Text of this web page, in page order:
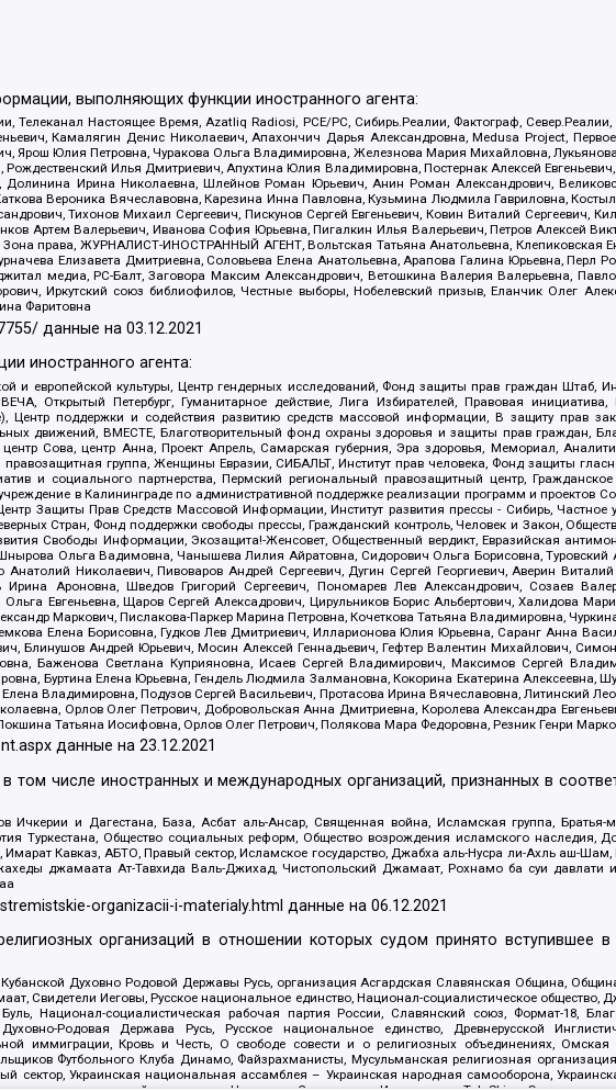
выполняющих функции иностранного агента:
Телеканал Настоящее Время, Azatliq Radiosi, PCE/PC, Сибирь.Реалии, Фактограф,
Камалягин Денис Николаевич, Апахончич Дарья Александровна, Medusa Project,
Ярош Юлия Петровна, Чуракова Ольга Владимировна, Железнова Мария Михайловна,
Илья Дмитриевич, Апухтина Юлия Владимировна, Постернак Алексей
Долинина Ирина Николаевна, Шлейнов Роман Юрьевич, Анин Роман Александрович,
Вероника Вячеславовна, Карезина Инна Павловна, Кузьмина Людмила Гавриловна,
Тихонов Михаил Сергеевич, Пискунов Сергей Евгеньевич, Ковин Виталий Сергеевич,
Артем Валерьевич, Иванова София Юрьевна, Пигалкин Илья Валерьевич, Петров Алексей
Зона права, ЖУРНАЛИСТ-ИНОСТРАННЫЙ АГЕНТ, Вольтская Татьяна Анатольевна, Клепиковская
Елизавета Дмитриевна, Соловьева Елена Анатольевна, Арапова Галина Юрьевна,
медиа, РС-Балт, Заговора Максим Александрович, Ветошкина Валерия Валерьевна,
Иркутский союз библиофилов, Честные выборы, Нобелевский призыв, Еланчик Олег
Фаритовна
данные на03.12.2021
иностранного агента:
и европейской культуры, Центр гендерных исследований, Фонд защиты прав граждан Штаб,
Петербург, Гуманитарное действие, Лига Избирателей, Правовая инициатива,
Центр поддержки и содействия развитию средств массовой информации, В защиту прав
движений, ВМЕСТЕ, Благотворительный фонд охраны здоровья и защиты прав
центр Сова, центр Анна, Проект Апрель, Самарская губерния, Эра здоровья, Мемориал,
группа, Женщины Евразии, СИБАЛЬТ, Институт прав человека, Фонд защиты
и социального партнерства, Пермский региональный правозащитный центр,
в Калининграде по административной поддержке реализации программ и проектов
Защиты Прав Средств Массовой Информации, Институт развития прессы - Сибирь,
Стран, Фонд поддержки свободы прессы, Гражданский контроль, Человек и Закон,
Свободы Информации, Экозащита!-Женсовет, Общественный вердикт, Евразийская
Ольга Вадимовна, Чанышева Лилия Айратовна, Сидорович Ольга Борисовна, Туровский
Николаевич, Пивоваров Андрей Сергеевич, Дугин Сергей Георгиевич, Аверин
Ароновна, Шведов Григорий Сергеевич, Пономарев Лев Александрович, Созаев
Евгеньевна, Щаров Сергей Алексадрович, Цирульников Борис Альбертович, Халидова
Маркович, Пислакова-Паркер Марина Петровна, Кочеткова Татьяна Владимировна,
Елена Борисовна, Гудков Лев Дмитриевич, Илларионова Юлия Юрьевна, Саранг Анна
Блинушов Андрей Юрьевич, Мосин Алексей Геннадьевич, Гефтер Валентин Михайлович,
Баженова Светлана Куприяновна, Исаев Сергей Владимирович, Максимов Сергей
Буртина Елена Юрьевна, Гендель Людмила Залмановна, Кокорина Екатерина Алексеевна,
Владимировна, Подузов Сергей Васильевич, Протасова Ирина Вячеславовна, Литинский
Орлов Олег Петрович, Добровольская Анна Дмитриевна, Королева Александра
Татьяна Иосифовна, Орлов Олег Петрович, Полякова Мара Федоровна, Резник Генри
данные на23.12.2021
том числе иностранных и международных организаций, признанных в
и Дагестана, База, Асбат аль-Ансар, Священная война, Исламская группа, Братья-
Туркестана, Общество социальных реформ, Общество возрождения исламского
Кавказ, АБТО, Правый сектор, Исламское государство, Джабха аль-Нусра ли-Ахль аш-
джамаата Ат-Тавхида Валь-Джихад, Чистопольский Джамаат, Рохнамо ба суи давлати
organizacii-i-materialy.html данные на06.12.2021
организаций в отношении которых судом принято вступившее
Духовно Родовой Державы Русь, организация Асгардская Славянская Община,
Свидетели Иеговы, Русское национальное единство, Национал-социалистическое
Национал-социалистическая рабочая партия России, Славянский союз, Формат-18,
Родовая Держава Русь, Русское национальное единство, Древнерусской
иммиграции, Кровь и Честь, О свободе совести и о религиозных объединениях, Омская
Футбольного Клуба Динамо, Файзрахманисты, Мусульманская религиозная
сектор, Украинская национальная ассамблея – Украинская народная самооборона,